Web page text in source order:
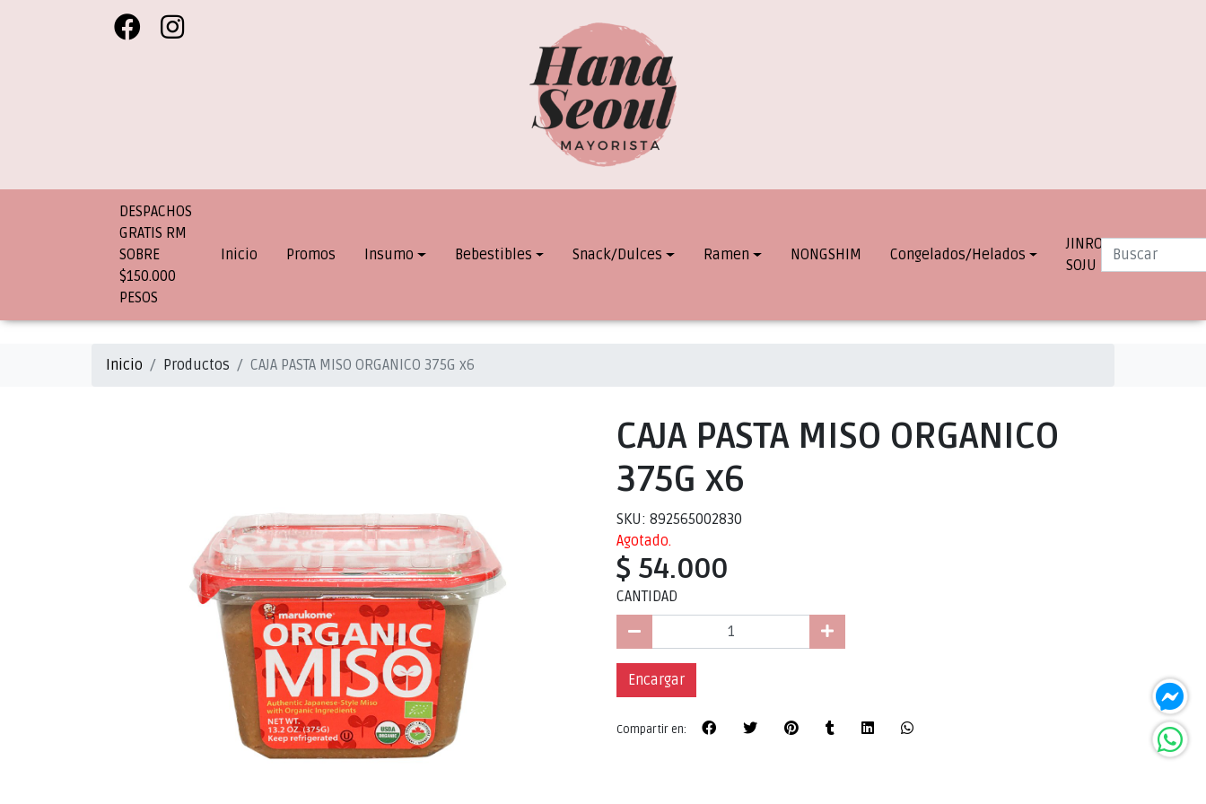
DESPACHOS
GRATIS RM
SOBRE
$150.000
PESOS
Inicio Promos Insumo Bebestibles Snack/Dulces Ramen NONGSHIM Congelados/Helados
JINRO
SOJU
INFO.
Inicio Productos CAJA PASTA MISO ORGANICO 375G x6
CAJA PASTA MISO ORGANICO
375G x6
SKU: 892565002830
Agotado.
$ 54.000
CANTIDAD
Encargar
Compartir en: